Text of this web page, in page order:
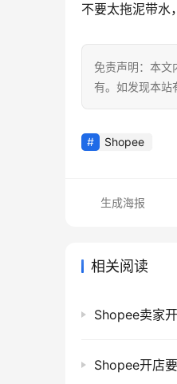
不要太拖泥带水
免责声明：本文
有。如发现本站
Shopee
生成海报
相关阅读
Shopee卖家
Shopee开店